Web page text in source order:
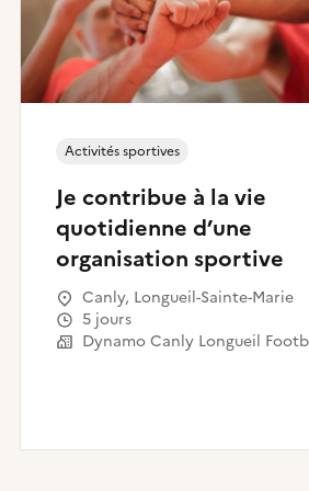
Je contribue à la vie
quotidienne d’une
organisation sportive
Activités sportives
Canly, Longueil-Sainte-Marie
5 jours
Dynamo Canly Longueil